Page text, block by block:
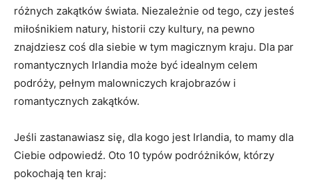
różnych zakątków świata. Niezależnie od ‍tego,⁤ czy jesteś‌
miłośnikiem natury, historii czy kultury, ⁢na​ pewno
znajdziesz‌ coś⁤ dla siebie w tym​ magicznym ‌kraju. Dla par
romantycznych Irlandia‍ może być idealnym celem
podróży, pełnym malowniczych ​krajobrazów ‌i
romantycznych zakątków.
Jeśli zastanawiasz się, dla kogo jest Irlandia, to‍ mamy dla
Ciebie odpowiedź. Oto ​10 typów podróżników, którzy
pokochają⁢ ten kraj: